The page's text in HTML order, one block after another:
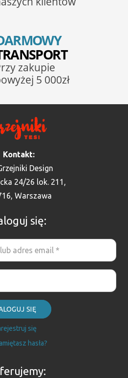
Kontakt:
Design
24/26 lok. 211,
Warszawa
się:
SIĘ
się
hasła?